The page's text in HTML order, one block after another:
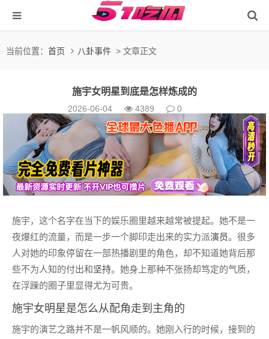
当前位置： 首页 八卦事件 > 文章正文
施宇女明星到底是怎样炼成的
2026-06-04 4389 0
施宇，这个名字在当下的娱乐圈里越来越常被提起。她不是一
夜爆红的流量，而是一步一个脚印走出来的实力派演员。很多
人对她的印象停留在一部热播剧里的角色，却不知道她背后那
些不为人知的付出和坚持。她身上那种不张扬却笃定的气质，
在浮躁的圈子里显得尤为可贵。
施宇女明星是怎么从配角走到主角的
施宇的演艺之路并不是一帆风顺的。她刚入行的时候，接到的